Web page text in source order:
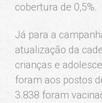
cobertura de 0,5%.
Já para a
atualização da
crianças e
foram aos postos
3.838 foram